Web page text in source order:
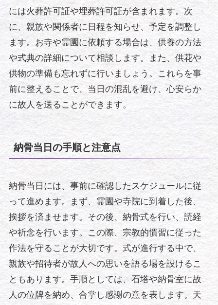
には火葬許可証や埋葬許可証が含まれます。次
に、親族や関係者に日程を知らせ、予定を調整し
ます。お寺や霊園に依頼する場合は、供養の方法
や式典の詳細について相談します。また、供花や
供物の準備も忘れずに行いましょう。これらを事
前に整えることで、当日の混乱を避け、心安らか
に故人を送ることができます。
納骨当日の手順と注意点
納骨当日には、事前に確認したスケジュールに従
って進めます。まず、霊園や寺院に到着した後、
挨拶を済ませます。その後、納骨式を行い、読経
や祈念を行います。この際、宗教的慣習に従った
作法を守ることが大切です。式が進行する中で、
親族や招待者が故人への思いを語る場を設けるこ
ともあります。手順としては、石塔や納骨室に故
人の位牌を納め、合掌し感謝の意を表します。天